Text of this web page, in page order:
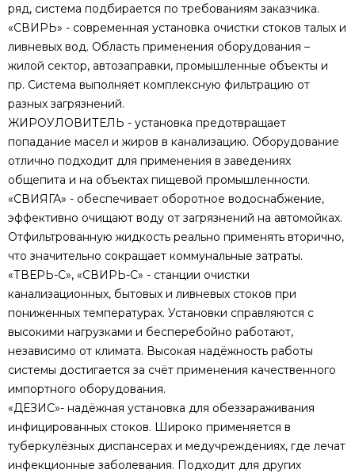
ряд, система подбирается по требованиям заказчика.
«СВИРЬ» - современная установка очистки стоков талых и
ливневых вод. Область применения оборудования –
жилой сектор, автозаправки, промышленные объекты и
пр. Система выполняет комплексную фильтрацию от
разных загрязнений.
ЖИРОУЛОВИТЕЛЬ - установка предотвращает
попадание масел и жиров в канализацию. Оборудование
отлично подходит для применения в заведениях
общепита и на объектах пищевой промышленности.
«СВИЯГА» - обеспечивает оборотное водоснабжение,
эффективно очищают воду от загрязнений на автомойках.
Отфильтрованную жидкость реально применять вторично,
что значительно сокращает коммунальные затраты.
«ТВЕРЬ-С», «СВИРЬ-С» - станции очистки
канализационных, бытовых и ливневых стоков при
пониженных температурах. Установки справляются с
высокими нагрузками и бесперебойно работают,
независимо от климата. Высокая надёжность работы
системы достигается за счёт применения качественного
импортного оборудования.
«ДЕЗИС»- надёжная установка для обеззараживания
инфицированных стоков. Широко применяется в
туберкулёзных диспансерах и медучреждениях, где лечат
инфекционные заболевания. Подходит для других